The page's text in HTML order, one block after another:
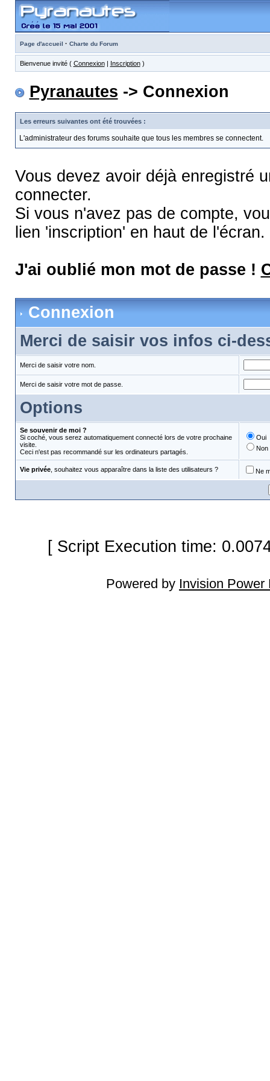
Page d'accueil · Charte du Forum
Bienvenue invité ( Connexion| Inscription)
Pyranautes -> Connexion
Les erreurs suivantes ont été trouvées :
L'administrateur des forums souhaite que tous les membres se connectent.
Vous devez avoir déjà enregistré
connecter.
Si vous n'avez pas de compte,
lien 'inscription' en haut de l'écran.
J'ai oublié mon mot de passe !
Connexion
Merci de saisir vos infos ci-
Merci de saisir votre nom.
Merci de saisir votre mot de passe.
Options
Se souvenir de moi ?
Si coché, vous serez automatiquement connecté lors de votre prochaine
visite.
Ceci n'est pas recommandé sur les ordinateurs partagés.
Oui
Non
Vie privée, souhaitez vous apparaître dans la liste des utilisateurs ? Ne
[ Script Execution time:
Powered by Invision Power